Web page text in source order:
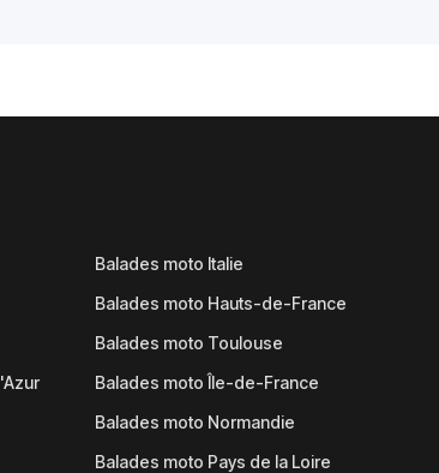
Balades moto Italie
Balades moto Hauts-de-France
Balades moto Toulouse
Balades moto Île-de-France
Balades moto Normandie
Balades moto Pays de la Loire